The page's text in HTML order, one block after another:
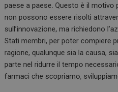
paese a paese. Questo è il motivo
non possono essere risolti
sull’innovazione, ma richiedono
Stati membri, per poter compiere
ragione, qualunque sia la causa,
parte nel ridurre il tempo
farmaci che scopriamo,